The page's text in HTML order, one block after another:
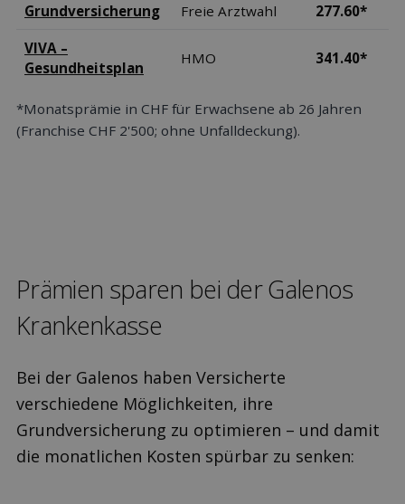
Grundversicherung Freie Arztwahl 277.60*
VIVA –
Gesundheitsplan
HMO 341.40*
*Monatsprämie in CHF für Erwachsene ab 26 Jahren
(Franchise CHF 2'500; ohne Unfalldeckung).
Prämien sparen bei der Galenos
Kranken­kasse
Bei der Galenos haben Versicherte
verschiedene Möglichkeiten, ihre
Grundversicherung zu optimieren – und damit
die monatlichen Kosten spürbar zu senken: